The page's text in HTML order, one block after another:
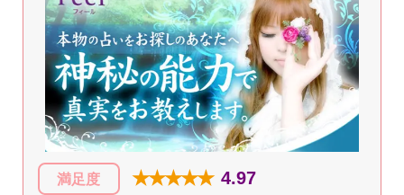
満足度 ★★★★★ 4.97